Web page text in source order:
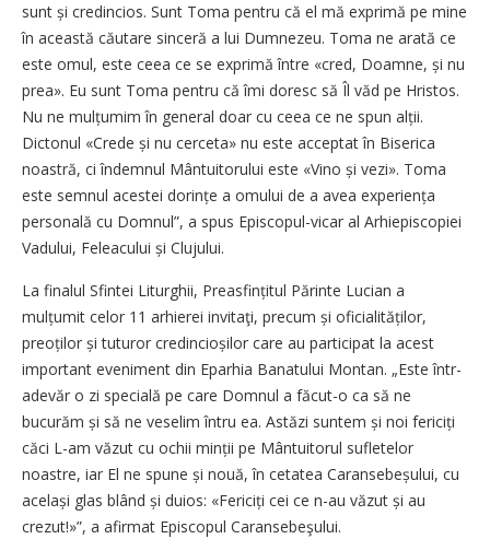
sunt și credincios. Sunt Toma pentru că el mă exprimă pe mine
în această căutare sinceră a lui Dumnezeu. Toma ne arată ce
este omul, este ceea ce se exprimă între «cred, Doamne, și nu
prea». Eu sunt Toma pentru că îmi doresc să Îl văd pe Hristos.
Nu ne mulțumim în general doar cu ceea ce ne spun alții.
Dictonul «Crede și nu cerceta» nu este acceptat în Biserica
noastră, ci îndemnul Mântuitorului este «Vino și vezi». Toma
este semnul acestei dorințe a omului de a avea experiența
personală cu Domnul”, a spus Episcopul-vicar al Arhi­episcopiei
Vadului, Feleacului și Clujului.
La finalul Sfintei Liturghii, Prea­sfințitul Părinte Lucian a
mulțumit celor 11 arhierei invitaţi, precum și oficialităților,
preoților și tuturor credincioșilor care au participat la acest
important eveniment din Eparhia Banatului Montan. „Este într-
adevăr o zi specială pe care Domnul a făcut-o ca să ne
bucurăm și să ne veselim întru ea. Astăzi suntem și noi fericiți
căci L-am văzut cu ochii minții pe Mântuitorul sufletelor
noastre, iar El ne spune și nouă, în cetatea Caransebeșului, cu
același glas blând și duios: «Fericiți cei ce n-au văzut și au
crezut!»”, a afirmat Episcopul Caransebeşului.